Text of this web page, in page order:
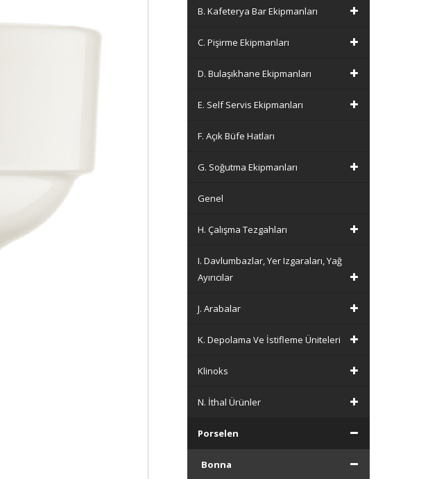
B. Kafeterya Bar Ekipmanları
C. Pişirme Ekipmanları
D. Bulaşıkhane Ekipmanları
E. Self Servis Ekipmanları
F. Açık Büfe Hatları
G. Soğutma Ekipmanları
Genel
H. Çalışma Tezgahları
I. Davlumbazlar, Yer Izgaraları, Yağ
Ayırıcılar
J. Arabalar
K. Depolama Ve İstifleme Üniteleri
Klinoks
N. İthal Ürünler
Porselen
Bonna